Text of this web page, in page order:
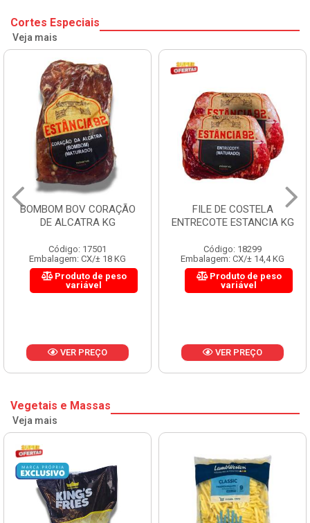
Cortes Especiais
Veja mais
BOMBOM BOV CORAÇÃO
DE ALCATRA KG
Código: 17501
Embalagem: CX/± 18 KG
Produto de peso
variável
VER PREÇO
FILE DE COSTELA
ENTRECOTE ESTANCIA KG
Código: 18299
Embalagem: CX/± 14,4 KG
Produto de peso
variável
VER PREÇO
Vegetais e Massas
Veja mais